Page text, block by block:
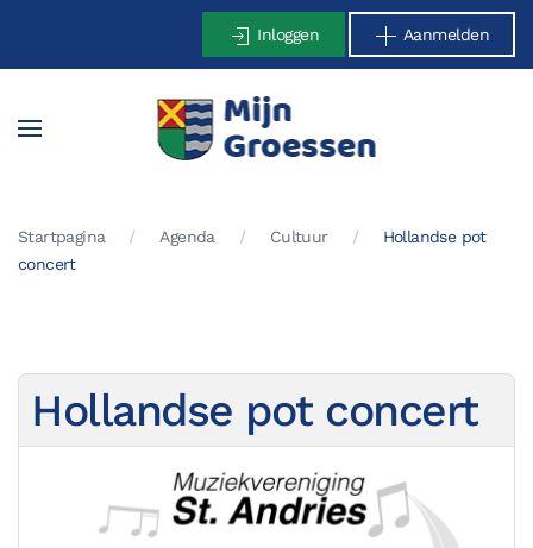
Terug naar hoofdinhoud
Inloggen Aanmelden
Startpagina Agenda Cultuur
Hollandse pot
concert
Hollandse pot concert